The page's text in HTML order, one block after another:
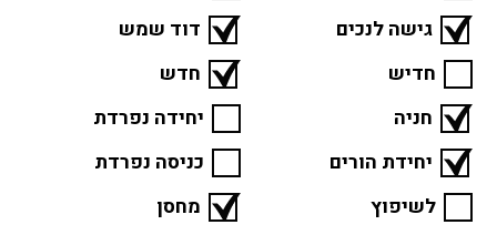
גישה לנכים
דוד שמש
חדיש
חדש
חניה
יחידה נפרדת
יחידת הורים
כניסה נפרדת
לשיפוץ
מחסן